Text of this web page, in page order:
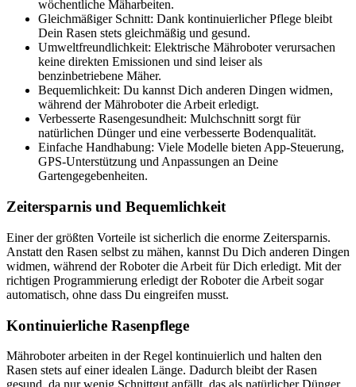
wöchentliche Mäharbeiten.
Gleichmäßiger Schnitt: Dank kontinuierlicher Pflege bleibt
Dein Rasen stets gleichmäßig und gesund.
Umweltfreundlichkeit: Elektrische Mähroboter verursachen
keine direkten Emissionen und sind leiser als
benzinbetriebene Mäher.
Bequemlichkeit: Du kannst Dich anderen Dingen widmen,
während der Mähroboter die Arbeit erledigt.
Verbesserte Rasengesundheit: Mulchschnitt sorgt für
natürlichen Dünger und eine verbesserte Bodenqualität.
Einfache Handhabung: Viele Modelle bieten App-Steuerung,
GPS-Unterstützung und Anpassungen an Deine
Gartengegebenheiten.
Zeitersparnis und Bequemlichkeit
Einer der größten Vorteile ist sicherlich die enorme Zeitersparnis.
Anstatt den Rasen selbst zu mähen, kannst Du Dich anderen Dingen
widmen, während der Roboter die Arbeit für Dich erledigt. Mit der
richtigen Programmierung erledigt der Roboter die Arbeit sogar
automatisch, ohne dass Du eingreifen musst.
Kontinuierliche Rasenpflege
Mähroboter arbeiten in der Regel kontinuierlich und halten den
Rasen stets auf einer idealen Länge. Dadurch bleibt der Rasen